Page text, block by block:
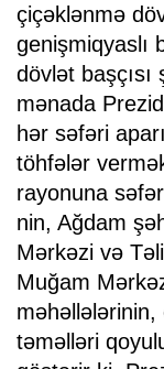
çiçəklənmə
genişmiqyaslı
dövlət
mənada
hər səfəri
töhfələr
rayonuna
nin, Ağdam
Mərkəzi və
Muğam
məhəllələrinin,
təməlləri